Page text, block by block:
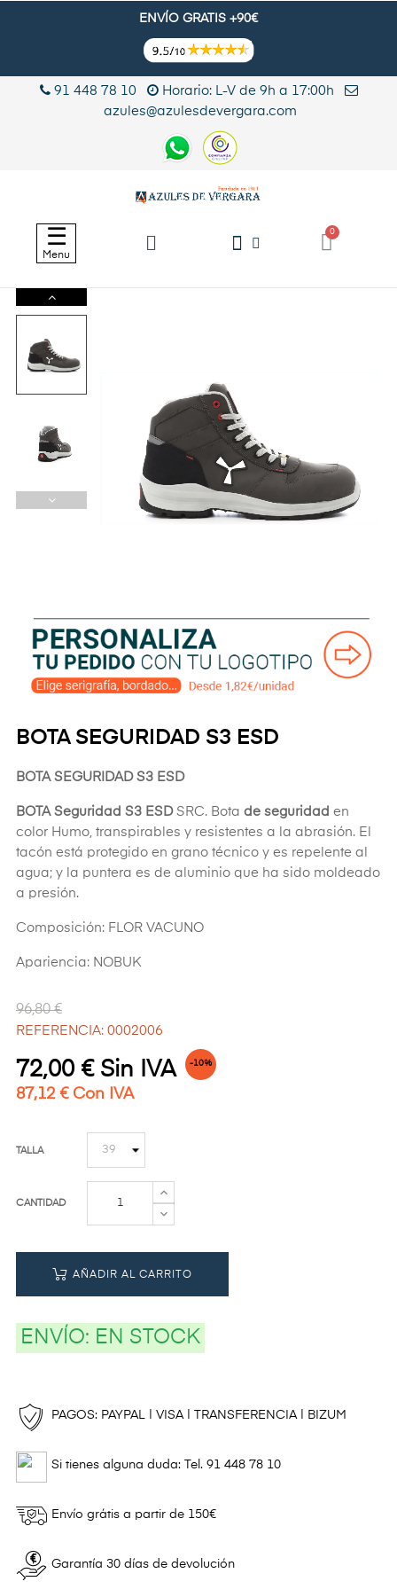
ENVÍO GRATIS +90€
91 448 78 10
Horario: L-V de 9h a 17:00h
azules@azulesdevergara.com
Navegación
de
palanca
☰
Menu
BOTA SEGURIDAD S3 ESD
BOTA SEGURIDAD S3 ESD
BOTA Seguridad S3 ESDSRC. Bota de seguridad en
color Humo, transpirables y resistentes a la abrasión. El
tacón está protegido en grano técnico y es repelente al
agua; y la puntera es de aluminio que ha sido moldeado
a presión.
Composición: FLOR VACUNO
Apariencia: NOBUK
96,80 €
REFERENCIA: 0002006
72,00 € Sin IVA -10%
87,12 € Con IVA
TALLA
CANTIDAD
AÑADIR AL CARRITO
ENVÍO: EN STOCK
PAGOS: PAYPAL | VISA | TRANSFERENCIA | BIZUM
Si tienes alguna duda: Tel. 91 448 78 10
Envío grátis a partir de 150€
Garantía 30 días de devolución